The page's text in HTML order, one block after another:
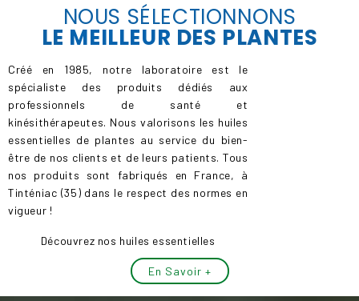
NOUS SÉLECTIONNONS
LE MEILLEUR DES PLANTES
Créé en 1985, notre laboratoire est le
spécialiste des produits dédiés aux
professionnels de santé et
kinésithérapeutes. Nous valorisons les huiles
essentielles de plantes au service du bien-
être de nos clients et de leurs patients. Tous
nos produits sont fabriqués en France, à
Tinténiac (35) dans le respect des normes en
vigueur !
Découvrez nos huiles essentielles
En Savoir +